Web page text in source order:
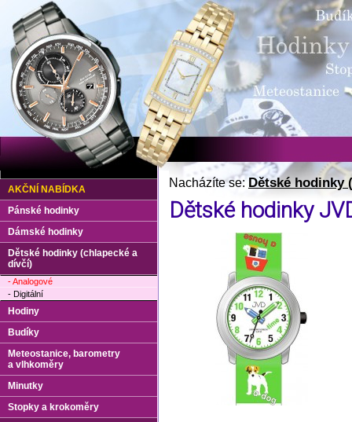
Nacházíte se:Dětské hodinky
Dětské hodinky
AKČNÍ NABÍDKA
Pánské hodinky
Dámské hodinky
Dětské hodinky (chlapecké a
dívčí)
- Analogové
- Digitální
Hodiny
Budíky
Meteostanice, barometry
a vlhkoměry
Minutky
Stopky a krokoměry